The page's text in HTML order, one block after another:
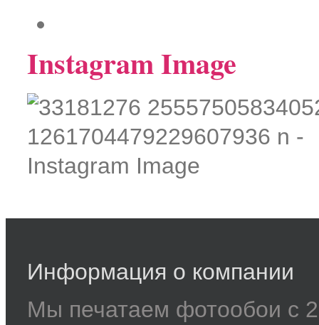
Instagram Image
Информация о компании
Мы печатаем фотообои с